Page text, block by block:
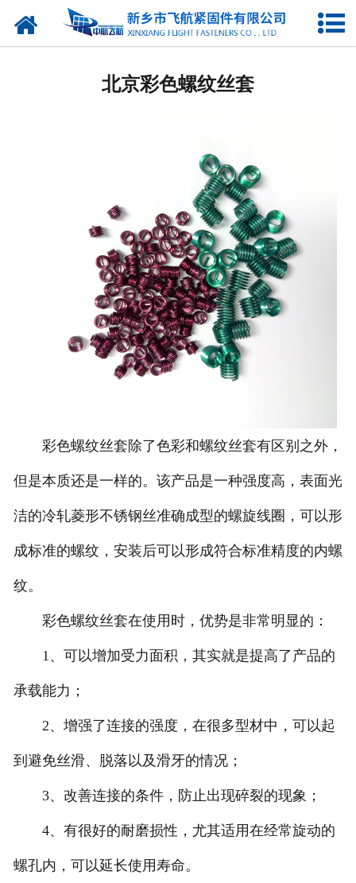
网站首页
北京普通型螺套
北京锁紧型螺套
北京彩色螺套
北京镀层螺套
北京自攻螺套
北京螺套工具
北京彩色螺纹丝套
彩色螺纹丝套除了色彩和螺纹丝套有区别之外，
但是本质还是一样的。该产品是一种强度高，表面光
洁的冷轧菱形不锈钢丝准确成型的螺旋线圈，可以形
成标准的螺纹，安装后可以形成符合标准精度的内螺
纹。
彩色螺纹丝套在使用时，优势是非常明显的：
1、可以增加受力面积，其实就是提高了产品的
承载能力；
2、增强了连接的强度，在很多型材中，可以起
到避免丝滑、脱落以及滑牙的情况；
3、改善连接的条件，防止出现碎裂的现象；
4、有很好的耐磨损性，尤其适用在经常旋动的
螺孔内，可以延长使用寿命。